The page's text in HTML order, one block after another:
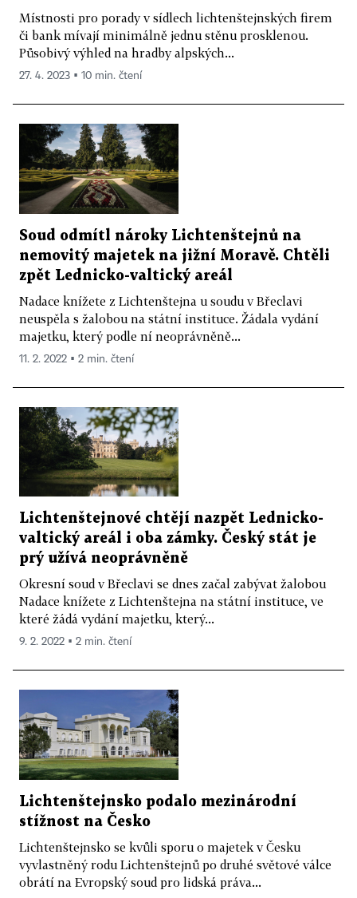
Místnosti pro porady v sídlech lichtenštejnských firem
či bank mívají minimálně jednu stěnu prosklenou.
Působivý výhled na hradby alpských...
27. 4. 2023 ▪ 10 min. čtení
Soud odmítl nároky Lichtenštejnů na
nemovitý majetek na jižní Moravě. Chtěli
zpět Lednicko-valtický areál
Nadace knížete z Lichtenštejna u soudu v Břeclavi
neuspěla s žalobou na státní instituce. Žádala vydání
majetku, který podle ní neoprávněně...
11. 2. 2022 ▪ 2 min. čtení
Lichtenštejnové chtějí nazpět Lednicko-
valtický areál i oba zámky. Český stát je
prý užívá neoprávněně
Okresní soud v Břeclavi se dnes začal zabývat žalobou
Nadace knížete z Lichtenštejna na státní instituce, ve
které žádá vydání majetku, který...
9. 2. 2022 ▪ 2 min. čtení
Lichtenštejnsko podalo mezinárodní
stížnost na Česko
Lichtenštejnsko se kvůli sporu o majetek v Česku
vyvlastněný rodu Lichtenštejnů po druhé světové válce
obrátí na Evropský soud pro lidská práva...